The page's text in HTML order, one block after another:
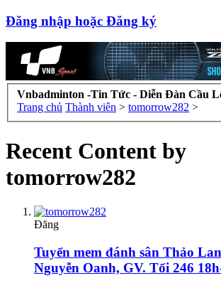
Đăng nhập hoặc Đăng ký
Vnbadminton -Tin Tức - Diễn Đàn Cầu
Trang chủ Thành viên > tomorrow282 >
Recent Content by
tomorrow282
Đăng
Tuyển mem đánh sân Thảo
Nguyễn Oanh, GV. Tối 246